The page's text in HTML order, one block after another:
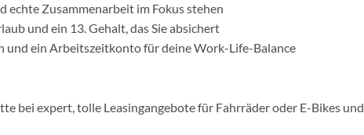
echte Zusammenarbeit im Fokus stehen
und ein 13. Gehalt, das Sie absichert
und ein Arbeitszeitkonto für deine Work-Life-Balance
bei expert, tolle Leasingangebote für Fahrräder oder E-Bikes und